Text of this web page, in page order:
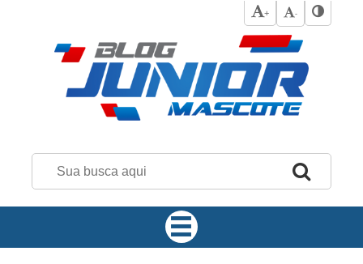
+ -